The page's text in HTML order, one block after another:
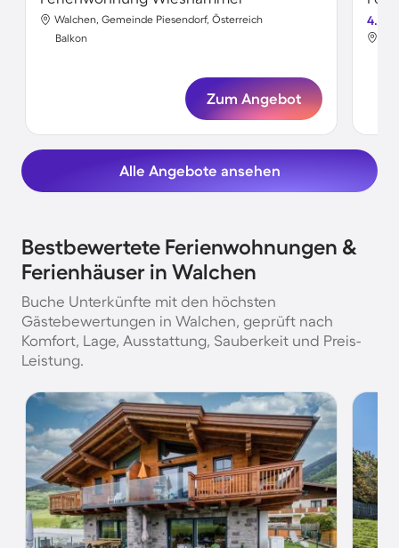
Walchen, Gemeinde Piesendorf, Österreich
Balkon
Zum Angebot
4.6
Alle Angebote ansehen
Bestbewertete Ferienwohnungen &
Ferienhäuser in Walchen
Buche Unterkünfte mit den höchsten
Gästebewertungen in Walchen, geprüft nach
Komfort, Lage, Ausstattung, Sauberkeit und Preis-
Leistung.